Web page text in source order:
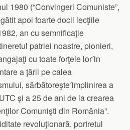
1980 (“Convingeri Comuniste”,
apoi foarte docil lecţiile
an cu semnificaţie
patriei noastre, pionieri,
cu toate forţele lor ȋn
a ţării pe calea
sărbătoreşte ȋmplinirea a
şi a 25 de ani de la crearea
Comunişti din România”.
revoluţionară, portretul